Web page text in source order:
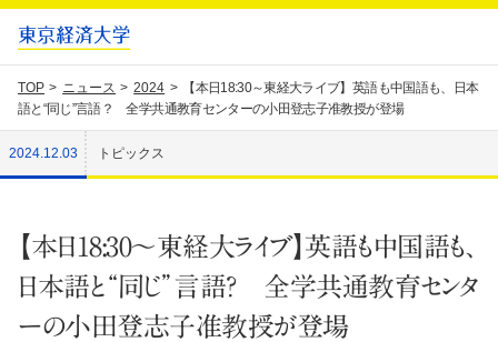
TOP ニュース 2024
【本日18:30～東経大ライブ】英語も中国語も、日本
語と“同じ”言語？ 全学共通教育センターの小田登志子准教授が登場
2024.12.03 トピックス
【本日18:30～東経大ライブ】英語も中国語も、
日本語と“同じ”言語？ 全学共通教育センタ
ーの小田登志子准教授が登場